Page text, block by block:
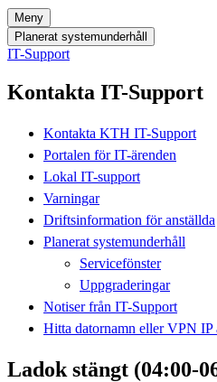
Meny
Planerat systemunderhåll
IT-Support
Kontakta IT-Support
Kontakta KTH IT-Support
Portalen för IT-ärenden
Lokal IT-support
Varningar
Driftsinformation för anställda
Planerat systemunderhåll
Servicefönster
Uppgraderingar
Notiser från IT-Support
Hitta datornamn eller VPN
Ladok stängt (04:00-